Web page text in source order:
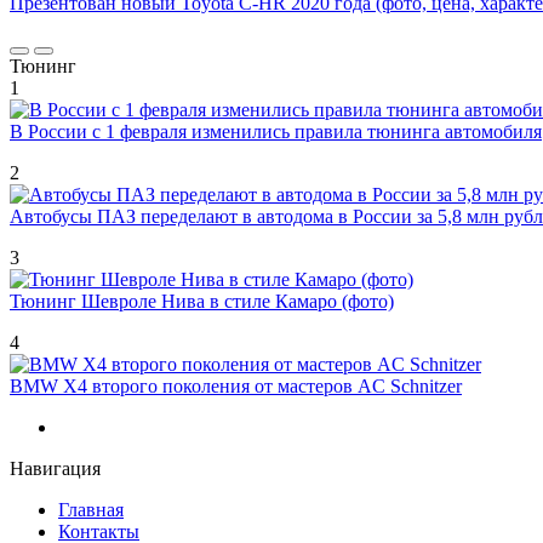
Тюнинг
1
В России с 1 февраля изменились правила тюнинга автомобиля
2
Автобусы ПАЗ переделают в автодома в России за 5,8 млн
3
Тюнинг Шевроле Нива в стиле Камаро (фото)
4
BMW X4 второго поколения от мастеров AC Schnitzer
Навигация
Главная
Контакты